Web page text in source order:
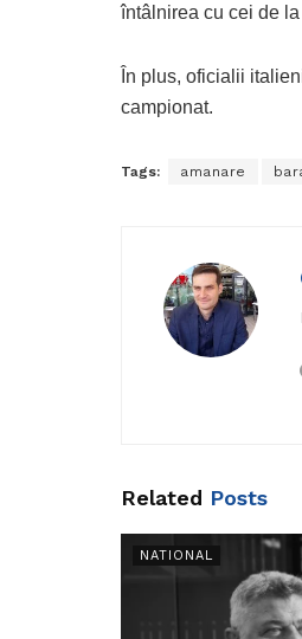
întâlnirea cu cei de
În plus, oficialii
campionat.
Tags: amanare
Related Posts
NATIONAL